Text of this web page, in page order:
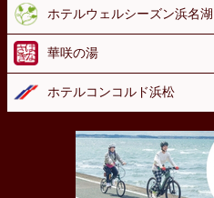
ホテルウェルシーズン浜名湖
華咲の湯
ホテルコンコルド浜松